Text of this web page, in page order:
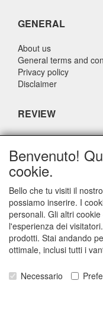
GENERAL
About us
General terms and
Privacy policy
Disclaimer
REVIEW
What do others say
Customers rate our
score of 9.4 (Q1
CONTACT
Adriaen
3115 JE SCHIEDAM
The Netherlands
Benvenuto!
cookie.
Bello che tu visiti il
possiamo inserire. I
personali. Gli altri
l'esperienza dei
prodotti. Stai andando
ottimale, inclusi tutti i
Necessario